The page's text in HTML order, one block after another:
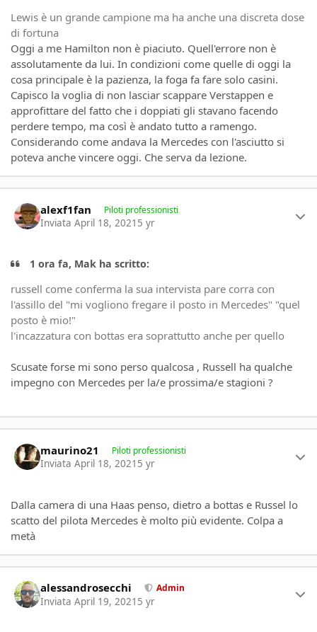
Lewis è un grande campione ma ha anche una discreta dose
di fortuna
Oggi a me Hamilton non è piaciuto. Quell'errore non è
assolutamente da lui. In condizioni come quelle di oggi la
cosa principale è la pazienza, la foga fa fare solo casini.
Capisco la voglia di non lasciar scappare Verstappen e
approfittare del fatto che i doppiati gli stavano facendo
perdere tempo, ma così è andato tutto a ramengo.
Considerando come andava la Mercedes con l'asciutto si
poteva anche vincere oggi. Che serva da lezione.
alexf1fan Piloti professionisti
Inviata April 18, 2021 5 yr
1 ora fa, Mak ha scritto:
russell come conferma la sua intervista pare corra con
l'assillo del "mi vogliono fregare il posto in Mercedes" "quel
posto è mio!"
l'incazzatura con bottas era soprattutto anche per quello
Scusate forse mi sono perso qualcosa , Russell ha qualche
impegno con Mercedes per la/e prossima/e stagioni ?
maurino21 Piloti professionisti
Inviata April 18, 2021 5 yr
Dalla camera di una Haas penso, dietro a bottas e Russel lo
scatto del pilota Mercedes è molto più evidente. Colpa a
metà
alessandrosecchi Admin
Inviata April 19, 2021 5 yr